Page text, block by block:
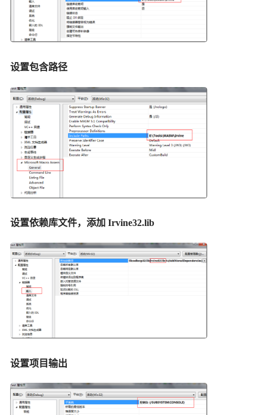
设置包含路径
设置依赖库文件，添加 Irvine32.lib
设置项目输出